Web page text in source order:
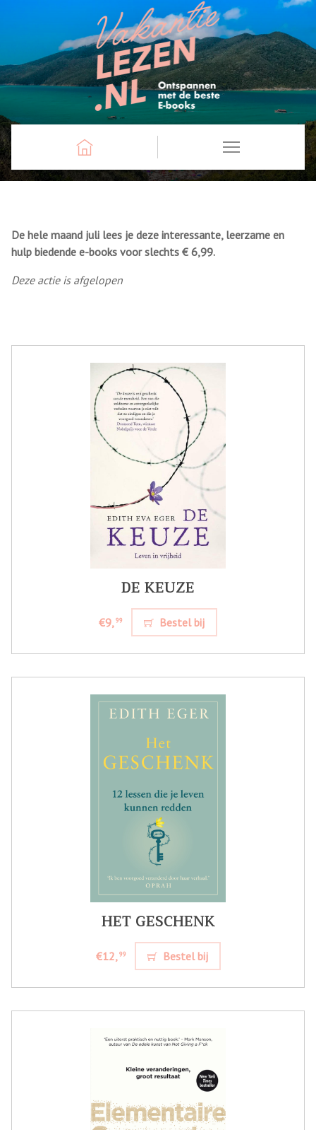
De hele maand juli lees je deze interessante, leerzame en
hulp biedende e-books voor slechts € 6,99.
Deze actie is afgelopen
DE KEUZE
€9,99 Bestel bij
HET GESCHENK
€12,99 Bestel bij